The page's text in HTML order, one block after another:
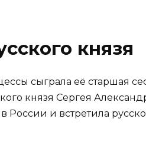
князя
сыграла её старшая
князя Сергея
России и встретила